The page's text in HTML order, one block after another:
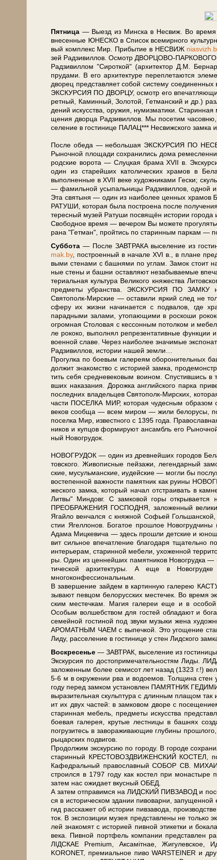
Пят­ни­ца — Выезд из Мин­ска в Не­свиж. Во вре­мя
вне­сен­ные ЮНЕСКО в Спи­сок все­мир­но­го
вый ком­плекс Мир. При­бы­тие в НЕСВИЖ
зей Рад­зи­вил­лов. Осмотр ДВОРЦОВО-
Рад­зи­вил­лом "Си­рот­кой" (ар­хи­тек­тор Д.М.
пру­да­ми. В его ар­хи­тек­ту­ре пе­ре­пле­та­ют­ся
дворец пред­став­ля­ет со­бой си­сте­му
ЭКСКУРСИЯ ПО ДВОРЦУ, осмотр его
рет­ный, Ка­мин­ный, Зо­ло­той, Гет­ман­ский и др.)
де­ний ис­кус­ства, ору­жия, ну­миз­ма­ти­ки.
ще­ния двор­ца Рад­зи­вил­лов. Мы по­се­тим
се­ле­ние в го­сти­ни­це ПАЛАЦ*** Несвиж­ско­го зам­ка
После обе­да — небольшая ЭКСКУРСИЯ ПО
Рыночной пло­ща­ди со­хра­ни­лись до­ма
род­ские во­ро­та — Слуц­кая бра­ма XVII в.
один из ста­рей­ших ка­то­ли­че­ских хра­мов в
выполненные в XVII ве­ке ху­дож­ни­ка­ми Гески;
— фамильной усыпальницы Рад­зи­вил­лов, одной
Эта свя­ты­ня — один из наи­бо­лее цен­ных хра­мов
РАТУШИ, ко­то­рая бы­ла по­стро­е­на по­сле
те­рес­ный му­зей Ра­ту­ши посвящён ис­то­рии го­ро­да
Сво­бод­ное вре­мя — ве­че­ром Вы мо­же­те
ра­на "Гет­ман", прой­тись по ста­рин­ным паркам —
Суб­бо­та — После ЗАВТРАКА вы­се­ле­ние из
mak.by, по­стро­ен­ный в на­ча­ле XVI в., в пла­не
вы­ми сте­на­ми с баш­ня­ми по уг­лам. Замок стоит
ные сте­ны и баш­ни остав­ля­ют не­за­бы­вае­мые
те­ри­аль­ная куль­ту­ра Ве­ли­ко­го княжества
пред­ме­ты убран­ства. ЭКСКУРСИЯ ПО ЗАМКУ
Святополк-Мирские — оста­ви­ли яр­кий след не
сфе­ру их жиз­ни на­чи­на­ет­ся с под­ва­лов, где
парадными залами, утопающими в рос­ко­ши
огромная Столовая с кес­сон­ным по­тол­ком и
ле ро­ко­ко, вы­пол­нял ре­пре­зен­та­тив­ные функ­ции
во­ен­ной сла­ве. Через наи­бо­лее значимые
Рад­зи­вил­лов, ис­то­рии на­шей зем­ли…
Прогулка по боевым галереям
дол­жит знакомство с ис­то­ри­ей зам­ка,
тить се­бя средневековым воином. Спустившись
вших наказания. Дорожка английского пар­ка
по­след­них вла­дель­цев Святополк-Мирских,
ча­сти ПО­СЕЛКА МИР, ко­то­рая чу­дес­ным об­ра­зом
ве­ков со­об­ща — всем ми­ром — жи­ли бе­ло­ру­сы,
поселка Мир, из­вест­но­го с 1395 го­да.
ни­ков и куп­цов фор­ми­ру­ют ан­самбль его
ный Но­во­гру­док.
НОВОГРУДОК — один из древ­ней­ших го­ро­дов
тов­ско­го. Живописные пей­за­жи, ле­ген­дар­ный
ские, му­суль­ман­ские, иудей­ские — мог­ли бы
во­сте­пен­ной важ­но­сти па­мят­ник как ру­и­ны
же­ско­го зам­ка, ко­то­рый на­чал от­стра­и­вать в
Лит­вы" Мин­довг. С замковой го­ры
ПРЕОБРАЖЕНИЯ ГОСПОДНЯ, за­ло­жен­ный
Ягай­ло вен­чал­ся с княж­ной Со­фьей
стии Ягел­ло­нов. Бо­га­тое про­шлое
Ада­ма Миц­ке­ви­ча — здесь про­шли дет­ские и
вит сильное впе­чат­ле­ние благодаря тща­тель­но
интерьерам, ста­рин­ной ме­бе­ли, ухоженной
ры. Один из цен­ней­ших па­мят­ни­ков
ти­че­ской ар­хи­тек­ту­ры. А еще в
многоконфессиональным.
В за­вер­ше­ние зайдем в кар­тин­ную галерею
зы­ва­ют певцом бе­ло­рус­ских ме­сте­чек. Во вре­мя
ским местечкам. Магия галереи еще и в
Особым волшебством для го­стей обладают и
семейной гостиной под зву­ки му­зы­ки же­на
АРОМАТНЫМ ЧАЕМ с вы­печ­кой. Это уго­ще­ние
Ли­ду, рас­се­ле­ние в го­сти­ни­це у стен Лидского
Вос­кре­се­нье — ЗАВ­ТРАК, вы­се­ле­ние из
Экс­кур­сия по достопримечательностям Лиды.
за­ло­жен­ным бо­лее се­ми­сот лет на­зад (1323 г.!)
5-6 м в окру­же­нии рва и водоемов. Толщина
го­ду пе­ред зам­ком уста­нов­лен ПАМЯТНИК
выразительная скульп­ту­ра с длинным плащом
ит их двух ча­стей: в замковом дворе с
ста­рин­ная ме­бель, пред­ме­ты ис­кус­ства
боевая га­ле­рея, крутые лестницы в башнях
погрузитесь в за­во­ра­жи­ва­ю­щие глу­би­ны
ры­цар­ских подвигов.
Продолжим экс­кур­сию по го­ро­ду. В го­ро­де
ста­рин­ный КРЕСТОВОЗДВИЖЕНСКИЙ КОСТЕЛ,
Кафедральный пра­во­слав­ный СОБОР СВ.
строился в 1797 го­ду как ко­стел при мо­на­сты­ре
затем нас ожи­да­ет вкус­ный ОБЕД.
А затем от­пра­вим­ся на ЛИДСКИЙ ПИВЗАВОД и
ся в ис­то­ри­че­ском зда­нии пи­во­вар­ни,
гид рас­ска­жет об ис­то­рии пивзавода,
ток. В экс­по­зи­ции му­зея пред­став­ле­ны не толь­ко
лей знакомят с ис­то­ри­ей пивной этикетки и
ве­ка. Пивной портфель ком­па­нии пред­став­лен
ЛІДСКАЕ Premium, Аксамiтнае,
KORONET, премиальное пи­во WARSTEINER и